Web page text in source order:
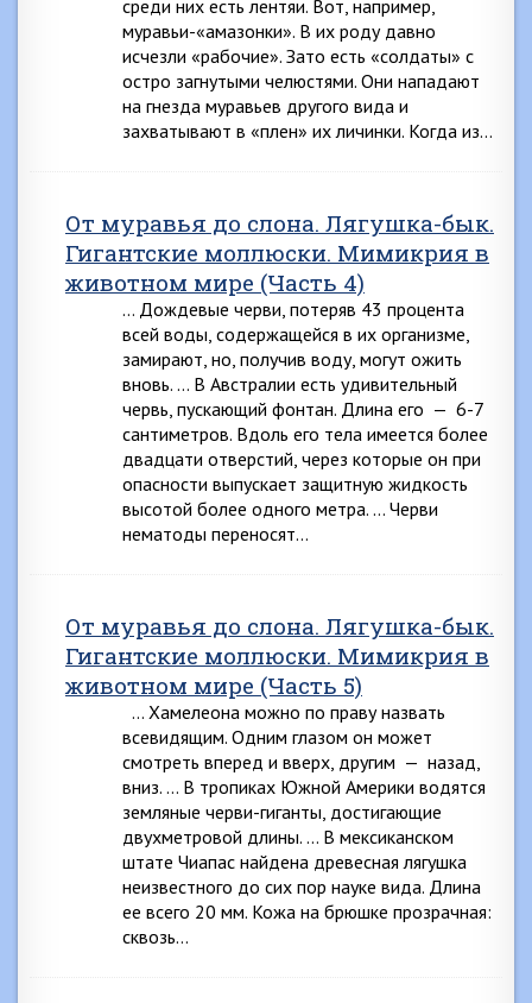
среди них есть лентяи. Вот, например,
муравьи-«амазонки». В их роду давно
исчезли «рабочие». Зато есть «солдаты» с
остро загнутыми челюстями. Они нападают
на гнезда муравьев другого вида и
захватывают в «плен» их личинки. Когда из…
От муравья до слона. Лягушка-бык.
Гигантские моллюски. Мимикрия в
животном мире (Часть 4)
… Дождевые черви, потеряв 43 процента
всей воды, содержащейся в их организме,
замирают, но, получив воду, могут ожить
вновь. … В Австралии есть удивительный
червь, пускающий фонтан. Длина его — 6-7
сантиметров. Вдоль его тела имеется более
двадцати отверстий, через которые он при
опасности выпускает защитную жидкость
высотой более одного метра. … Черви
нематоды переносят…
От муравья до слона. Лягушка-бык.
Гигантские моллюски. Мимикрия в
животном мире (Часть 5)
… Хамелеона можно по праву назвать
всевидящим. Одним глазом он может
смотреть вперед и вверх, дру­гим — назад,
вниз. … В тропиках Южной Америки водятся
земляные чер­ви-гиганты, достигающие
двухметровой длины. … В мексиканском
штате Чиапас найдена древесная лягушка
неизвестного до сих пор науке вида. Длина
ее всего 20 мм. Кожа на брюшке прозрачная:
сквозь…